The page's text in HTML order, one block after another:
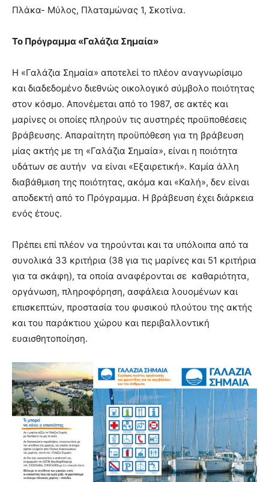
Πλάκα- Μύλος, Πλαταμώνας 1, Σκοτίνα.
Το Πρόγραμμα «Γαλάζια Σημαία»
Η «Γαλάζια Σημαία» αποτελεί το πλέον αναγνωρίσιμο
και διαδεδομένο διεθνώς οικολογικό σύμβολο ποιότητας
στον κόσμο. Απονέμεται από το 1987, σε ακτές και
μαρίνες οι οποίες πληρούν τις αυστηρές προϋποθέσεις
βράβευσης. Απαραίτητη προϋπόθεση για τη βράβευση
μίας ακτής με τη «Γαλάζια Σημαία», είναι η ποιότητα
υδάτων σε αυτήν να είναι «Εξαιρετική». Καμία άλλη
διαβάθμιση της ποιότητας, ακόμα και «Καλή», δεν είναι
αποδεκτή από το Πρόγραμμα. Η βράβευση έχει διάρκεια
ενός έτους.
Πρέπει επί πλέον να τηρούνται και τα υπόλοιπα από τα
συνολικά 33 κριτήρια (38 για τις μαρίνες και 51 κριτήρια
για τα σκάφη), τα οποία αναφέρονται σε καθαριότητα,
οργάνωση, πληροφόρηση, ασφάλεια λουομένων και
επισκεπτών, προστασία του φυσικού πλούτου της ακτής
και του παράκτιου χώρου και περιβαλλοντική
ευαισθητοποίηση.